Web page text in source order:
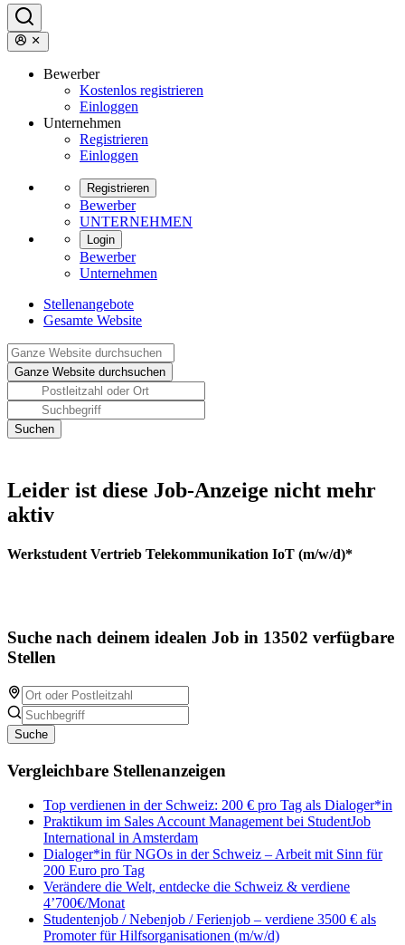
Bewerber
Kostenlos registrieren
Einloggen
Unternehmen
Registrieren
Einloggen
Registrieren
Bewerber
UNTERNEHMEN
Login
Bewerber
Unternehmen
Stellenangebote
Gesamte Website
Leider ist diese Job-Anzeige nicht mehr
aktiv
Werkstudent Vertrieb Telekommunikation IoT (m/w/d)*
Suche nach deinem idealen Job in 13502 verfügbare
Stellen
Suche
Vergleichbare Stellenanzeigen
Top verdienen in der Schweiz: 200 € pro Tag als Dialoger*in
Praktikum im Sales Account Management bei StudentJob
International in Amsterdam
Dialoger*in für NGOs in der Schweiz – Arbeit mit Sinn für
200 Euro pro Tag
Verändere die Welt, entdecke die Schweiz & verdiene
4’700€/Monat
Studentenjob / Nebenjob / Ferienjob – verdiene 3500 € als
Promoter für Hilfsorganisationen (m/w/d)